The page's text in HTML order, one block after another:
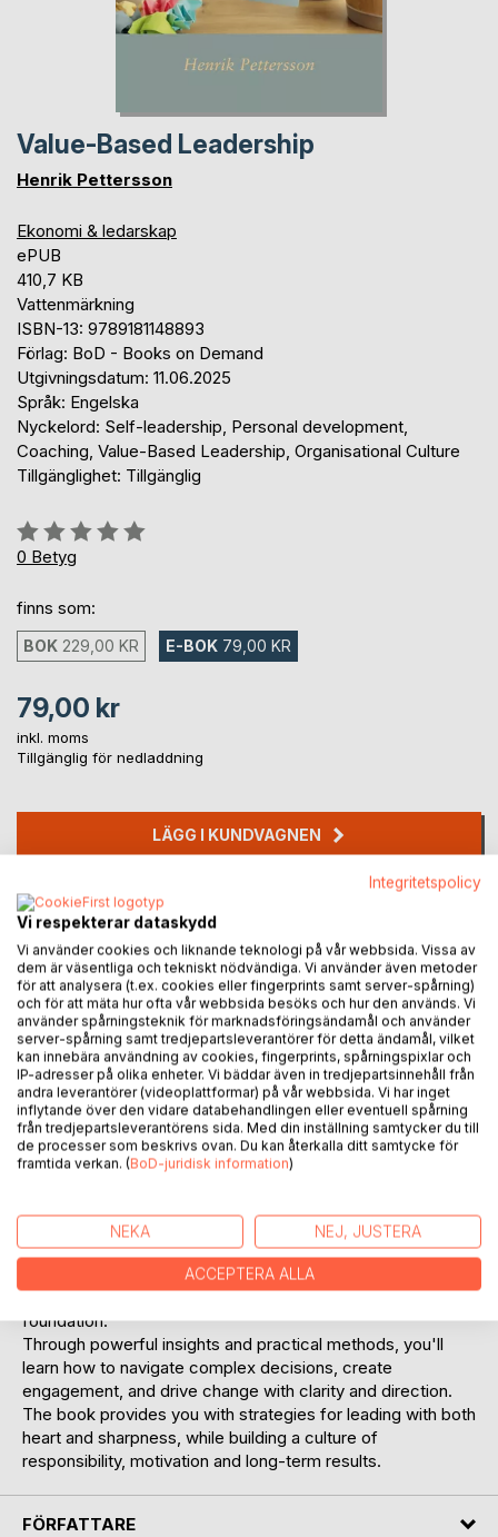
Value-Based Leadership
Henrik Pettersson
Ekonomi & ledarskap
ePUB
410,7 KB
Vattenmärkning
ISBN-13: 9789181148893
Förlag: BoD - Books on Demand
Utgivningsdatum: 11.06.2025
Språk: Engelska
Nyckelord: Self-leadership, Personal development,
Coaching, Value-Based Leadership, Organisational Culture
Tillgänglighet: Tillgänglig
Betyg::
0%
0 Betyg
finns som:
BOK 229,00 KR E-BOK 79,00 KR
79,00 kr
inkl. moms
Tillgänglig för nedladdning
LÄGG I KUNDVAGNEN
Lägg till i kom-ihåglista
Recensera titel
BESKRIVNING
"Value-Based Leadership – Leading Yourself, Others and
leadership. The book combines timeless wisdom with
modern leadership research and provides concrete tools
for strengthening self-leadership, building trusting
relationships and leading businesses with values as a
foundation.
Through powerful insights and practical methods, you'll
learn how to navigate complex decisions, create
engagement, and drive change with clarity and direction.
The book provides you with strategies for leading with both
heart and sharpness, while building a culture of
responsibility, motivation and long-term results.
FÖRFATTARE
Integritetspolicy
Vi respekterar dataskydd
Vi använder cookies och liknande teknologi på vår webbsida. Vissa av
dem är väsentliga och tekniskt nödvändiga. Vi använder även metoder
för att analysera (t.ex. cookies eller fingerprints samt server-spårning)
och för att mäta hur ofta vår webbsida besöks och hur den används. Vi
använder spårningsteknik för marknadsföringsändamål och använder
server-spårning samt tredjepartsleverantörer för detta ändamål, vilket
kan innebära användning av cookies, fingerprints, spårningspixlar och
IP-adresser på olika enheter. Vi bäddar även in tredjepartsinnehåll från
andra leverantörer (videoplattformar) på vår webbsida. Vi har inget
inflytande över den vidare databehandlingen eller eventuell spårning
från tredjepartsleverantörens sida. Med din inställning samtycker du till
de processer som beskrivs ovan. Du kan återkalla ditt samtycke för
framtida verkan. (BoD-juridisk information)
NEKA NEJ, JUSTERA
ACCEPTERA ALLA